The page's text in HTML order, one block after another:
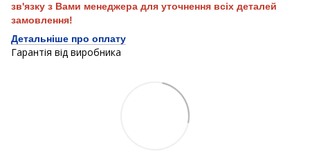
зв'язку з Вами менеджера для уточнення всіх деталей
замовлення!
Детальніше про оплату
Гарантія від виробника